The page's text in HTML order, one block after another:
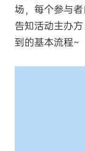
场，每个参与
告知活动主办方
到的基本流程~